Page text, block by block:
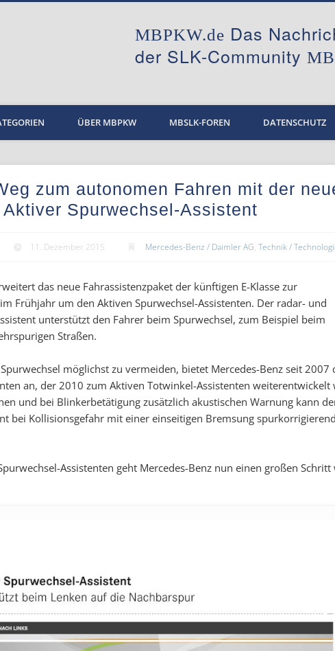
MBPKW.de Das
der SLK-Community
ÜBER MBPKW MBSLK-FOREN DATENSCHUTZ
zum autonomen Fahren mit der
Spurwechsel-Assistent
11. Dezember 2015 Mercedes-Benz / Daimler AG,Technik /
das neue Fahrassistenzpaket der künftigen E-Klasse zur
Frühjahr um den Aktiven Spurwechsel-Assistenten. Der radar- und
unterstützt den Fahrer beim Spurwechsel, zum Beispiel beim
Straßen.
möglichst zu vermeiden, bietet Mercedes-Benz seit 2007
an, der 2010 zum Aktiven Totwinkel-Assistenten weiterentwickelt
und bei Blinkerbetätigung zusätzlich akustischen Warnung kann
bei Kollisionsgefahr mit einer einseitigen Bremsung spurkorrigierend
Assistenten geht Mercedes-Benz nun einen großen Schritt